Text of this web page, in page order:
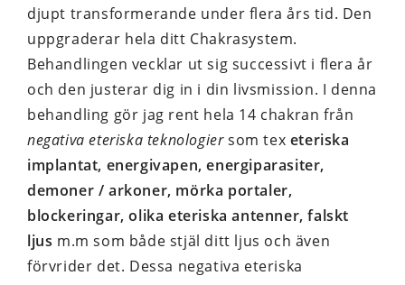
djupt transformerande under flera års tid. Den
uppgraderar hela ditt Chakrasystem.
Behandlingen vecklar ut sig successivt i flera år
och den justerar dig in i din livsmission. I denna
behandling gör jag rent hela 14 chakran från
negativa eteriska teknologiersom tex eteriska
implantat, energivapen, energiparasiter,
demoner / arkoner, mörka portaler,
blockeringar, olika eteriska antenner, falskt
ljus m.m som både stjäl ditt ljus och även
förvrider det. Dessa negativa eteriska